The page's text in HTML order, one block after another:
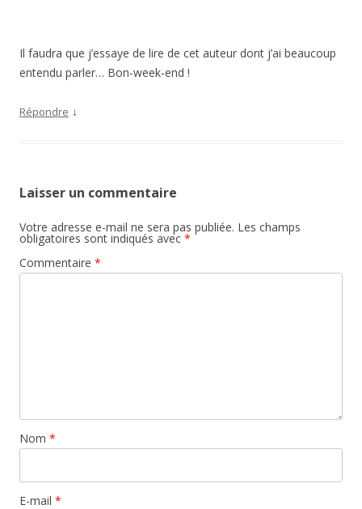
Il faudra que j’essaye de lire de cet auteur dont j’ai beaucoup
entendu parler… Bon-week-end !
Répondre ↓
Laisser un commentaire
Votre adresse e-mail ne sera pas publiée. Les champs
obligatoires sont indiqués avec *
Commentaire *
Nom *
E-mail *